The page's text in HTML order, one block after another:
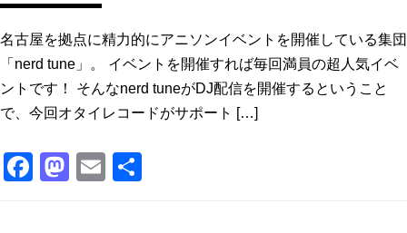
名古屋を拠点に精力的にアニソンイベントを開催している集団
「nerd tune」。 イベントを開催すれば毎回満員の超人気イベ
ントです！ そんなnerd tuneがDJ配信を開催するということ
で、今回オタイレコードがサポート […]
F M E